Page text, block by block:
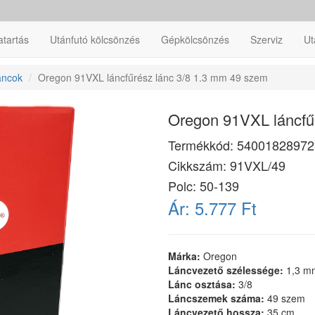
Utánfutó kölcsönzés Gépkölcsönzés Szerviz
Oregon 91VXL láncfűrész lánc 3/8 1.3 mm 49 szem
Oregon 91VXL
Termékkód:
Cikkszám: 91VXL/49
Polc: 50-139
Ár: 5.777 Ft
Márka: Oregon
Láncvezető szélessége: 1,3
Lánc osztása: 3/8
Láncszemek száma: 49 szem
Láncvezető hossza: 35 cm